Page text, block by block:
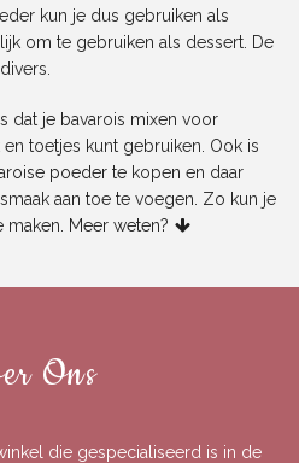
kun je dus gebruiken als
om te gebruiken als dessert. De
dat je bavarois mixen voor
toetjes kunt gebruiken. Ook is
poeder te kopen en daar
aan toe te voegen. Zo kun je
Meer weten?
Ons
die gespecialiseerd is in de